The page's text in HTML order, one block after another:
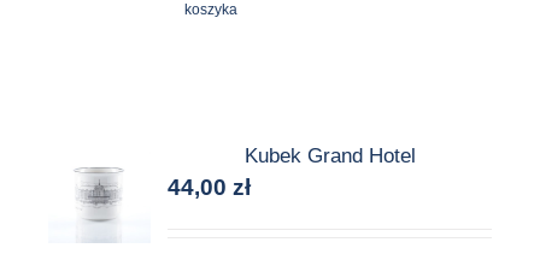
koszyka
Kubek Grand Hotel
44,00zł